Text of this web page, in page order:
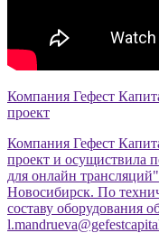
Компания Гефест
проект
Компания Гефест
проект и осущиствила
для онлайн
Новосибирск. По
составу оборудования